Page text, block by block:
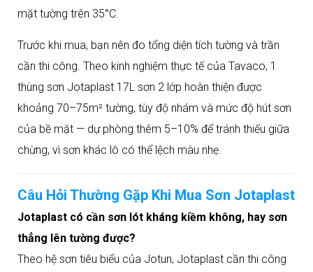
mặt tường trên 35°C.
Trước khi mua, bạn nên đo tổng diện tích tường và trần
cần thi công. Theo kinh nghiệm thực tế của Tavaco, 1
thùng sơn Jotaplast 17L sơn 2 lớp hoàn thiện được
khoảng 70–75m² tường, tùy độ nhám và mức độ hút sơn
của bề mặt — dự phòng thêm 5–10% để tránh thiếu giữa
chừng, vì sơn khác lô có thể lệch màu nhẹ.
Câu Hỏi Thường Gặp Khi Mua Sơn Jotaplast
Jotaplast có cần sơn lót kháng kiềm không, hay sơn
thẳng lên tường được?
Theo hệ sơn tiêu biểu của Jotun, Jotaplast cần thi công